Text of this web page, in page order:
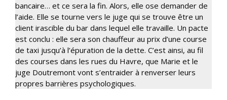
bancaire… et ce sera la fin. Alors, elle ose demander de
l’aide. Elle se tourne vers le juge qui se trouve être un
client irascible du bar dans lequel elle travaille. Un pacte
est conclu : elle sera son chauffeur au prix d’une course
de taxi jusqu’à l’épuration de la dette. C’est ainsi, au fil
des courses dans les rues du Havre, que Marie et le
juge Doutremont vont s’entraider à renverser leurs
propres barrières psychologiques.